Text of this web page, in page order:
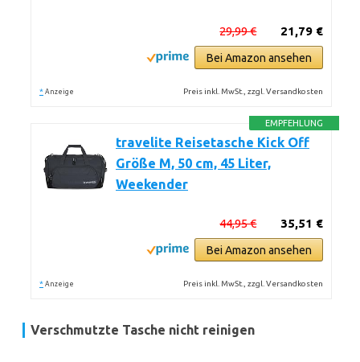
21,79 €
29,99 €
Bei Amazon ansehen
* Anzeige Preis inkl. MwSt., zzgl. Versandkosten
EMPFEHLUNG
travelite Reisetasche Kick Off
Größe M, 50 cm, 45 Liter,
Weekender
35,51 €
44,95 €
Bei Amazon ansehen
* Anzeige Preis inkl. MwSt., zzgl. Versandkosten
Verschmutzte Tasche nicht reinigen